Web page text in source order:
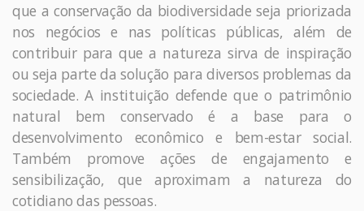
que a conservação da biodiversidade seja priorizada
nos negócios e nas políticas públicas, além de
contribuir para que a natureza sirva de inspiração
ou seja parte da solução para diversos problemas da
sociedade. A instituição defende que o patrimônio
natural bem conservado é a base para o
desenvolvimento econômico e bem-estar social.
Também promove ações de engajamento e
sensibilização, que aproximam a natureza do
cotidiano das pessoas.